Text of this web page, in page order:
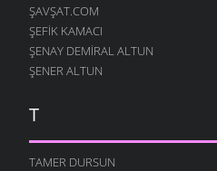
ŞAVŞAT.COM
ŞEFIK KAMACI
ŞENAY DEMIRAL ALTUN
ŞENER ALTUN
T
TAMER DURSUN